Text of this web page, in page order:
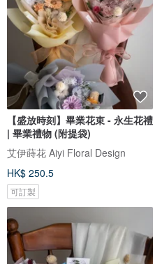
【盛放時刻】畢業花束 - 永生花禮
| 畢業禮物 (附提袋)
艾伊蒔花 Aiyi Floral Design
HK$ 250.5
可訂製